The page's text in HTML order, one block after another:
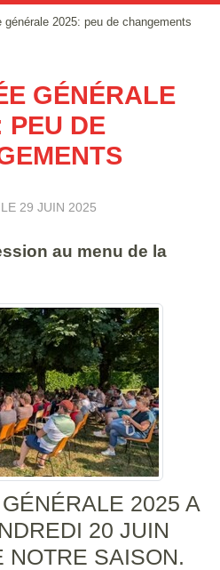
générale 2025: peu de changements
GÉNÉRALE
PEU DE
29 JUIN 2025
au menu de la
2025 A
20 JUIN
NOTRE SAISON.